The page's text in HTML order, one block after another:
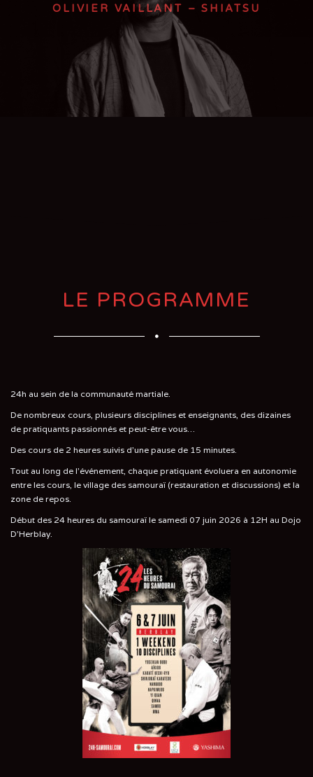
OLIVIER VAILLANT – SHIATSU
LE PROGRAMME
24h au sein de la communauté martiale.
De nombreux cours, plusieurs disciplines et enseignants, des dizaines
de pratiquants passionnés et peut-être vous…
Des cours de 2 heures suivis d'une pause de 15 minutes.
Tout au long de l'événement, chaque pratiquant évoluera en autonomie
entre les cours, le village des samouraï (restauration et discussions) et la
zone de repos.
Début des 24 heures du samouraï le samedi 07 juin 2026 à 12H au Dojo
D’Herblay.